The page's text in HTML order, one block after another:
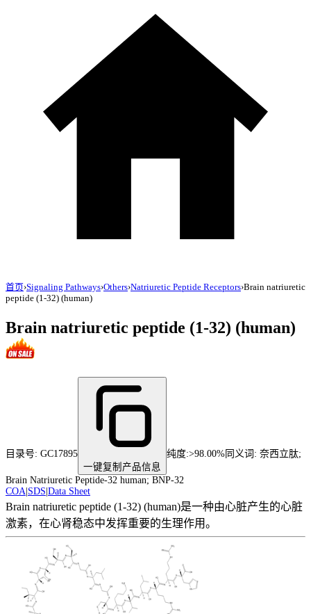
首页›Signaling Pathways›Others›Natriuretic Peptide Receptors›Brain natriuretic
peptide (1-32) (human)
Brain natriuretic peptide (1-32) (human)
目录号: GC17895
一键复制产品信息
纯度:>98.00% 同义词: 奈西立肽;
Brain Natriuretic Peptide-32 human; BNP-32
COA SDS Data Sheet
Brain natriuretic peptide (1-32) (human)是一种由心脏产生的心脏
激素，在心肾稳态中发挥重要的生理作用。